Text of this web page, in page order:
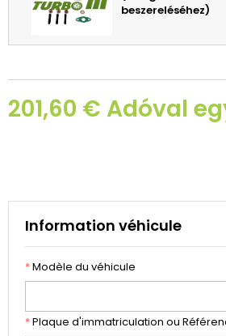
beszereléséhez)
201,60 € Adóval
Information véhicule
*Modèle du véhicule
*Plaque d'immatriculation ou